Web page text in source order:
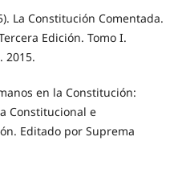
La Constitución Comentada.
Edición. Tomo I.
2015.
en la Constitución:
Constitucional e
Editado por Suprema